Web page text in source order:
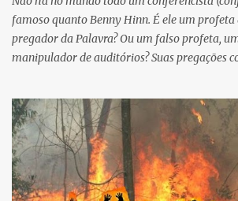
famoso quanto Benny Hinn. É ele um profeta
pregador da Palavra? Ou um falso profeta,
manipulador de auditórios? Suas pregações
o ponto alto de suas ministrações são
estranhas, que ocorrem, segundo ele, devido
está sobre a sua vida. As opiniões sobre a
por Hinn são divergentes. Alguns, afirmando
limitar o poder de Deus, a defendem com
consideram a cena de uma pessoa caída ao